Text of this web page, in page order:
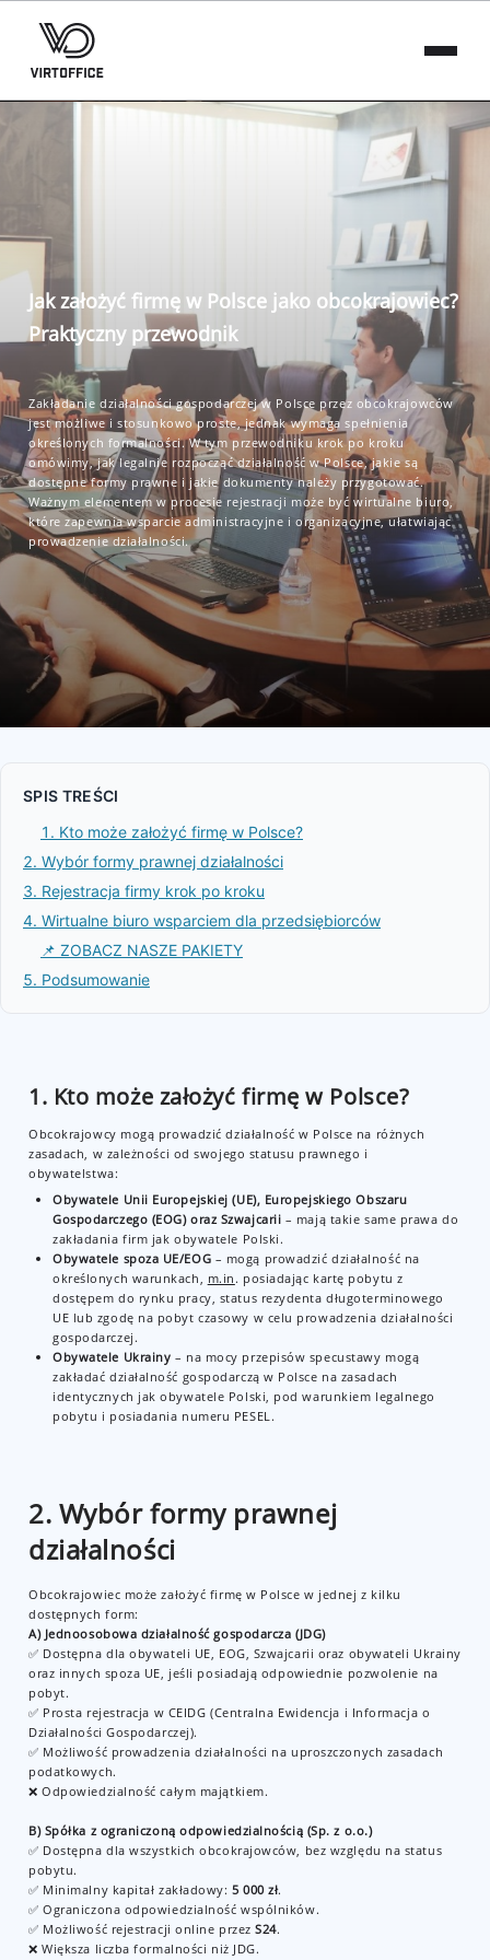
Jak założyć firmę w Polsce jako obcokrajowiec?
Praktyczny przewodnik
Zakładanie działalności gospodarczej w Polsce przez obcokrajowców
jest możliwe i stosunkowo proste, jednak wymaga spełnienia
określonych formalności. W tym przewodniku krok po kroku
omówimy, jak legalnie rozpocząć działalność w Polsce, jakie są
dostępne formy prawne i jakie dokumenty należy przygotować.
Ważnym elementem w procesie rejestracji może być wirtualne biuro,
które zapewnia wsparcie administracyjne i organizacyjne, ułatwiając
prowadzenie działalności.
SPIS TREŚCI
1. Kto może założyć firmę w Polsce?
2. Wybór formy prawnej działalności
3. Rejestracja firmy krok po kroku
4. Wirtualne biuro wsparciem dla przedsiębiorców
📌 ZOBACZ NASZE PAKIETY
5. Podsumowanie
1. Kto może założyć firmę w Polsce?
Obcokrajowcy mogą prowadzić działalność w Polsce na różnych
zasadach, w zależności od swojego statusu prawnego i
obywatelstwa:
Obywatele Unii Europejskiej (UE), Europejskiego Obszaru
Gospodarczego (EOG) oraz Szwajcarii – mają takie same prawa do
zakładania firm jak obywatele Polski.
Obywatele spoza UE/EOG – mogą prowadzić działalność na
określonych warunkach, m.in . posiadając kartę pobytu z
dostępem do rynku pracy, status rezydenta długoterminowego
UE lub zgodę na pobyt czasowy w celu prowadzenia działalności
gospodarczej.
Obywatele Ukrainy – na mocy przepisów specustawy mogą
zakładać działalność gospodarczą w Polsce na zasadach
identycznych jak obywatele Polski, pod warunkiem legalnego
pobytu i posiadania numeru PESEL.
2. Wybór formy prawnej
działalności
Obcokrajowiec może założyć firmę w Polsce w jednej z kilku
dostępnych form:
A) Jednoosobowa działalność gospodarcza (JDG)
✅ Dostępna dla obywateli UE, EOG, Szwajcarii oraz obywateli Ukrainy
oraz innych spoza UE, jeśli posiadają odpowiednie pozwolenie na
pobyt.
✅ Prosta rejestracja w CEIDG (Centralna Ewidencja i Informacja o
Działalności Gospodarczej).
✅ Możliwość prowadzenia działalności na uproszczonych zasadach
podatkowych.
❌ Odpowiedzialność całym majątkiem.
B) Spółka z ograniczoną odpowiedzialnością (Sp. z o.o.)
✅ Dostępna dla wszystkich obcokrajowców, bez względu na status
pobytu.
✅ Minimalny kapitał zakładowy:5 000 zł.
✅ Ograniczona odpowiedzialność wspólników.
✅ Możliwość rejestracji online przezS24.
❌ Większa liczba formalności niż JDG.